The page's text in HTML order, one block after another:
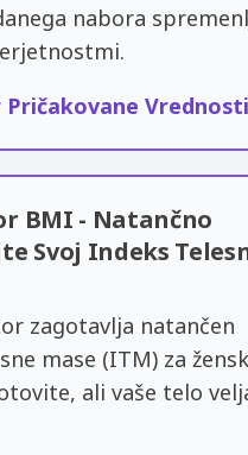
nabora
Vrednosti
BMI - Natančno
Svoj Indeks
zagotavlja natančen
mase (ITM) za
ali vaše telo